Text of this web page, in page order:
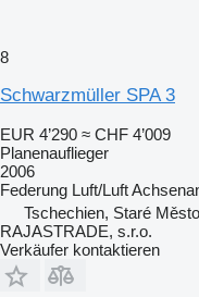
8
Schwarzmüller SPA 3
EUR 4’290 ≈ CHF 4’009
Planenauflieger
2006
Federung Luft/Luft
Tschechien, Staré Město
RAJASTRADE, s.r.o.
Verkäufer kontaktieren